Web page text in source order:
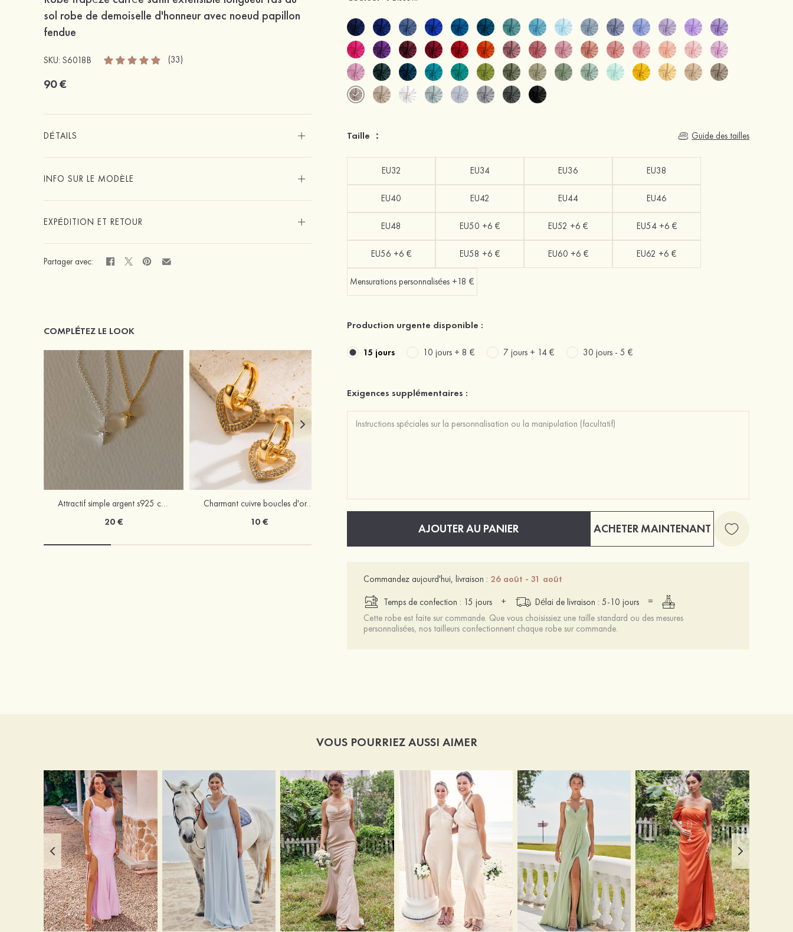
sol robe de demoiselle d'honneur avec noeud papillon
fendue
SKU: S6018B (33)
90 €
DÉTAILS
INFO SUR LE MODÈLE
EXPÉDITION ET RETOUR
Partager avec:
COMPLÉTEZ LE LOOK
Attractif simple argent s925 colliers
20 €
Charmant cuivre boucles d'oreilles avec strass
10 €
Taille ： Guide des tailles
EU32 EU34 EU36 EU38
EU40 EU42 EU44 EU46
EU48 EU50 +6 € EU52 +6 € EU54 +6 €
EU56 +6 € EU58 +6 € EU60 +6 € EU62 +6 €
Mensurations personnalisées +18 €
Production urgente disponible :
15 jours 10 jours + 8 € 7 jours + 14 € 30 jours -5 €
Exigences supplémentaires :
AJOUTER AU PANIER ACHETER MAINTENANT
Commandez aujourd'hui, livraison : 26 août - 31 août
Temps de confection : 15 jours
+ Délai de livraison : 5-10 jours
=
Cette robe est faite sur commande. Que vous choisissiez une taille standard ou des mesures
personnalisées, nos tailleurs confectionnent chaque robe sur commande.
VOUS POURRIEZ AUSSI AIMER